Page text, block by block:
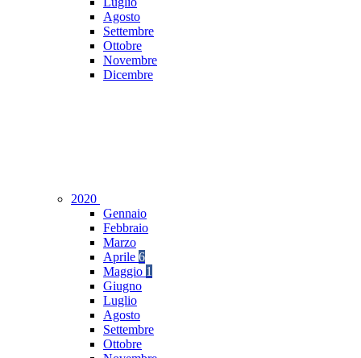
Agosto
Settembre
Ottobre
Novembre
Dicembre
2020
Gennaio
Febbraio
Marzo
Aprile 6
Maggio 1
Giugno
Luglio
Agosto
Settembre
Ottobre